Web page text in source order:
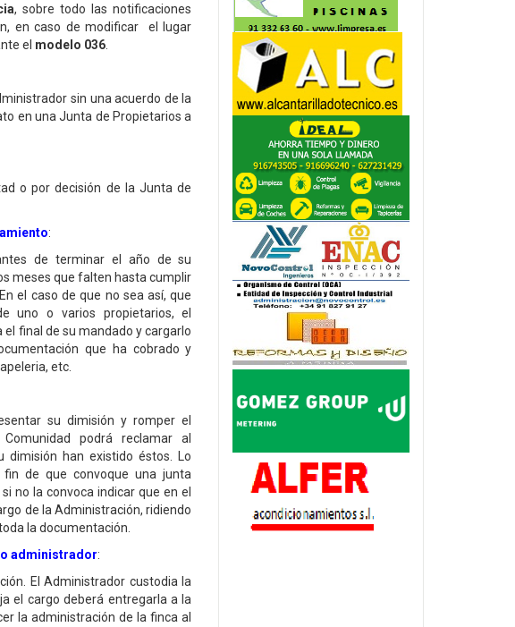
, sobre todo las notificaciones
en caso de modificar el lugar
el modelo 036.
sin una acuerdo de la
en una Junta de Propietarios a
o por decisión de la Junta de
:
de terminar el año de su
meses que falten hasta cumplir
el caso de que no sea así, que
uno o varios propietarios, el
final de su mandado y cargarlo
que ha cobrado y
etc.
su dimisión y romper el
podrá reclamar al
han existido éstos. Lo
de que convoque una junta
no la convoca indicar que en el
de la Administración, ridiendo
la documentación.
administrador:
El Administrador custodia la
el cargo deberá entregarla a la
la administración de la finca al